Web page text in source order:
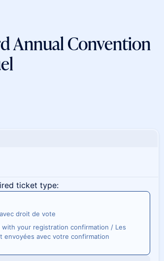
Annual Convention
ticket type:
droit de vote
your registration confirmation / Les
envoyées avec votre confirmation